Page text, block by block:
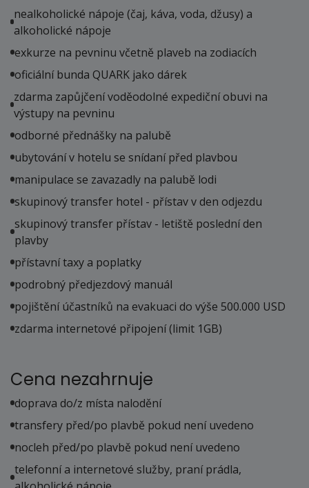
nealkoholické nápoje (čaj, káva, voda, džusy) a
alkoholické nápoje
exkurze na pevninu včetně plaveb na zodiacích
oficiální bunda QUARK jako dárek
zdarma zapůjčení voděodolné expediční obuvi na
výstupy na pevninu
odborné přednášky na palubě
ubytování v hotelu se snídaní před plavbou
manipulace se zavazadly na palubě lodi
skupinový transfer hotel - přístav v den odjezdu
skupinový transfer přístav - letiště poslední den
plavby
přístavní taxy a poplatky
podrobný předjezdový manuál
pojištění účastníků na evakuaci do výše 500.000 USD
zdarma internetové připojení (limit 1GB)
Cena nezahrnuje
doprava do/z místa nalodění
transfery před/po plavbě pokud není uvedeno
nocleh před/po plavbě pokud není uvedeno
telefonní a internetové služby, praní prádla,